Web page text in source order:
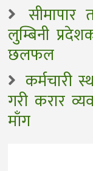
सीमापार
लुम्बिनी
छलफल
कर्मचारी
गरी करार
माँग